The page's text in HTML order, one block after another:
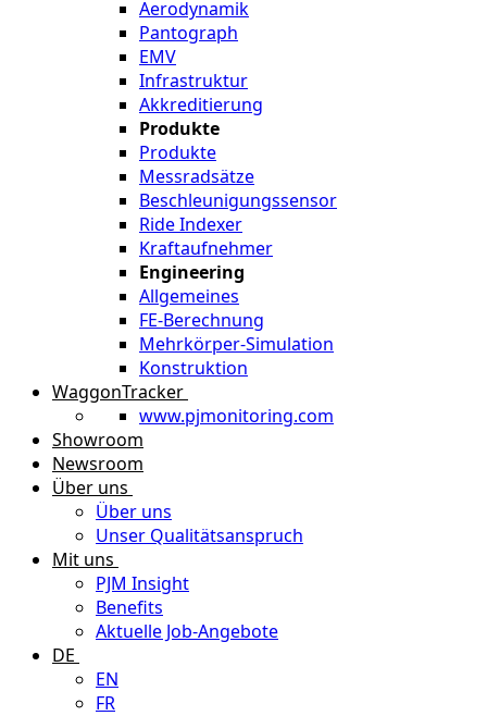
Aerodynamik
Pantograph
EMV
Infrastruktur
Akkreditierung
Produkte
Produkte
Messradsätze
Beschleunigungssensor
Ride Indexer
Kraftaufnehmer
Engineering
Allgemeines
FE-Berechnung
Mehrkörper-Simulation
Konstruktion
WaggonTracker
www.pjmonitoring.com
Showroom
Newsroom
Über uns
Über uns
Unser Qualitätsanspruch
Mit uns
PJM Insight
Benefits
Aktuelle Job-Angebote
DE
EN
FR